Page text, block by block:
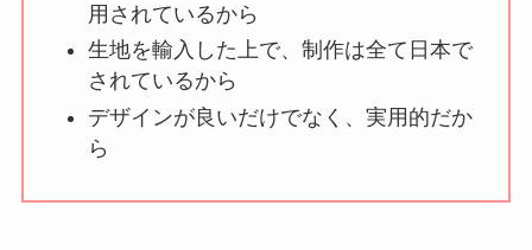
解説！
ェイスマスクが安い
口コミ・評判を紹
用されているから
生地を輸入した上で、制作は全て日本で
されているから
デザインが良いだけでなく、実用的だか
ら